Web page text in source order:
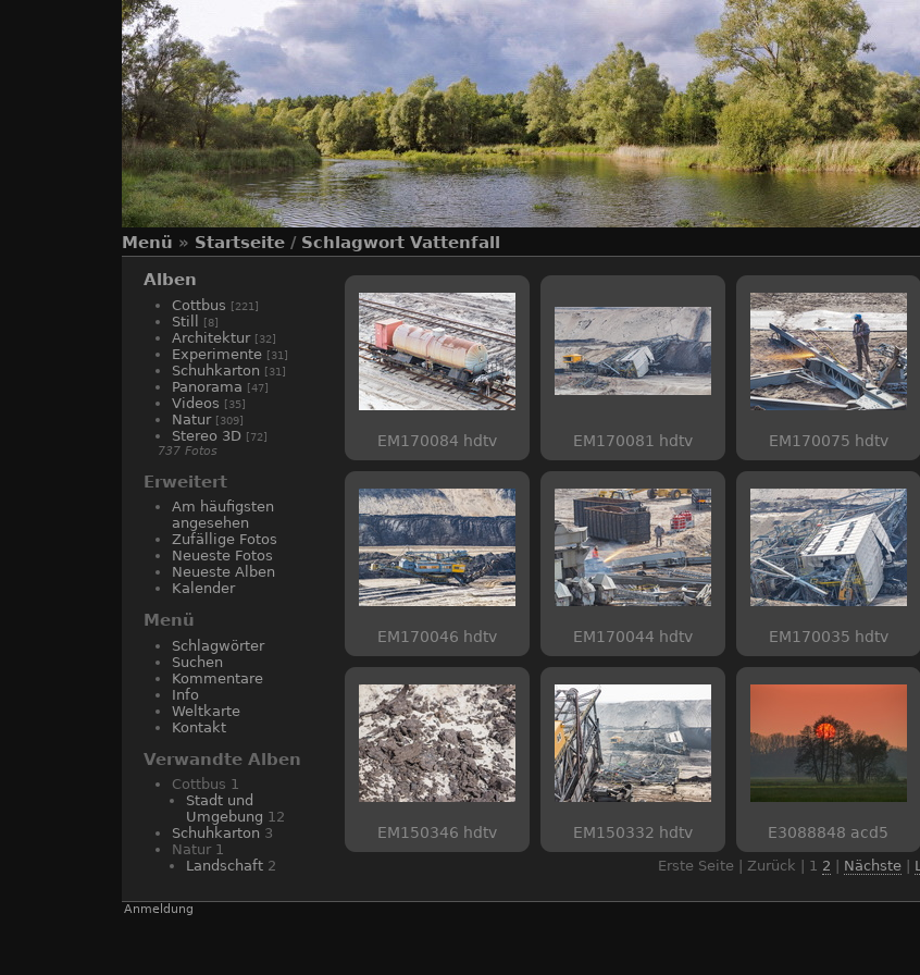
Menü » Startseite / Schlagwort Vattenfall
Alben
Cottbus [221]
Still [8]
Architektur [32]
Experimente [31]
Schuhkarton [31]
Panorama [47]
Videos [35]
Natur [309]
Stereo 3D [72]
737 Fotos
Erweitert
Am häufigsten
angesehen
Zufällige Fotos
Neueste Fotos
Neueste Alben
Kalender
Menü
Schlagwörter
Suchen
Kommentare
Info
Weltkarte
Kontakt
Verwandte Alben
Cottbus 1
Stadt und
Umgebung 12
Schuhkarton 3
Natur 1
Landschaft 2
EM170084 hdtv EM170081 hdtv EM170075 hdtv
EM170046 hdtv EM170044 hdtv EM170035 hdtv
EM150346 hdtv EM150332 hdtv E3088848 acd5
Erste Seite | Zurück | 1 2 Nächste
Anmeldung